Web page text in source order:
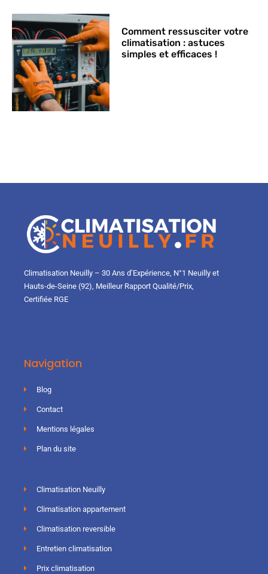
Comment ressusciter votre
climatisation : astuces
simples et efficaces !
Climatisation Neuilly – 30 Ans d’Expérience, N°1 Neuilly et
Hauts-de-Seine (92), Meilleur Rapport Qualité/Prix,
Certifiée RGE
Navigation
Blog
Contact
Mentions légales
Plan du site
Climatisation Neuilly
Climatisation appartement
Climatisation reversible
Entretien climatisation
Prix climatisation